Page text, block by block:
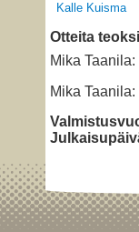
Kalle Kuisma
Otteita
Mika
Mika